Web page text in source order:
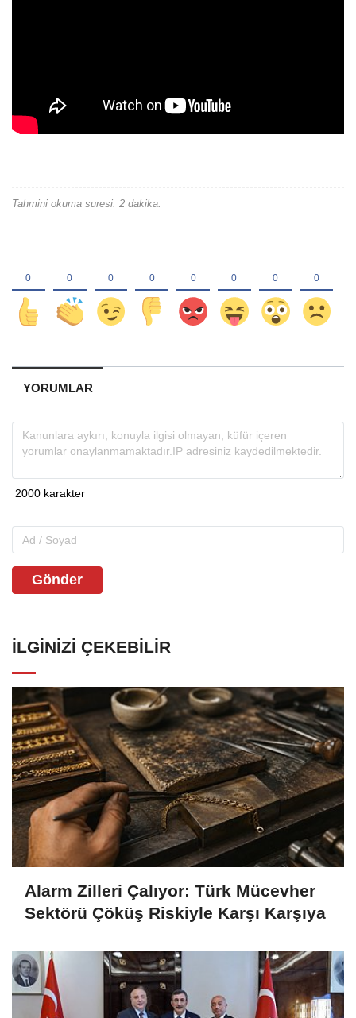
Tahmini okuma suresi: 2 dakika.
YORUMLAR
Gönder
İLGINIZI ÇEKEBILIR
Alarm Zilleri Çalıyor: Türk Mücevher
Sektörü Çöküş Riskiyle Karşı Karşıya